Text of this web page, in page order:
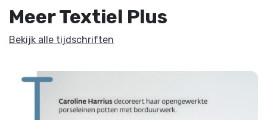
Meer Textiel Plus
Bekijk alle tijdschriften